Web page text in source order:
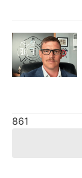
861